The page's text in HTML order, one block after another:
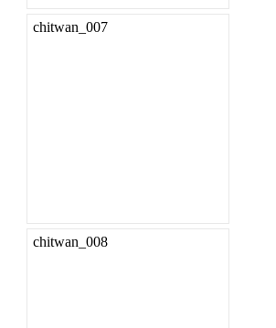
chitwan_007
chitwan_008